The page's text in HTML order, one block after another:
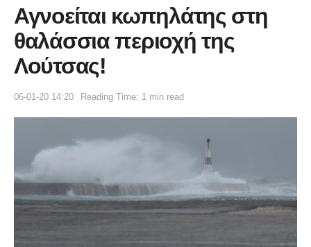
Αγνοείται κωπηλάτης στη
θαλάσσια περιοχή της
Λούτσας!
06-01-20 14:20 Reading Time: 1 min read